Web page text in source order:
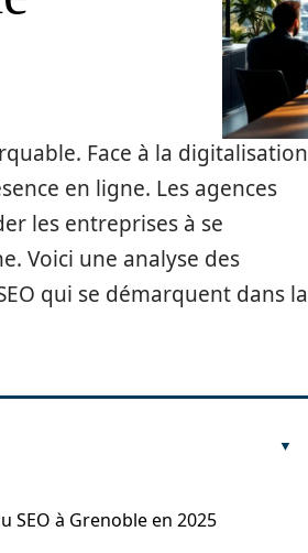
Face à la digitalisation
en ligne. Les agences
les entreprises à se
Voici une analyse des
qui se démarquent dans la
SEO à Grenoble en 2025